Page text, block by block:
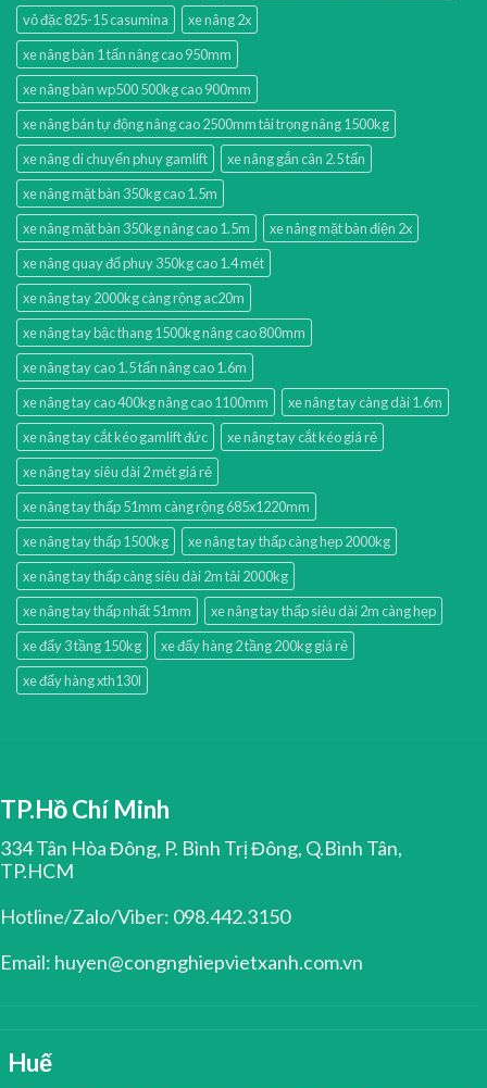
vỏ đặc 825-15 casumina
xe nâng 2x
xe nâng bàn 1 tấn nâng cao 950mm
xe nâng bàn wp500 500kg cao 900mm
xe nâng bán tự động nâng cao 2500mm tải trọng nâng 1500kg
xe nâng di chuyển phuy gamlift
xe nâng gắn cân 2.5 tấn
xe nâng mặt bàn 350kg cao 1.5m
xe nâng mặt bàn 350kg nâng cao 1.5m
xe nâng mặt bàn điện 2x
xe nâng quay đổ phuy 350kg cao 1.4 mét
xe nâng tay 2000kg càng rộng ac20m
xe nâng tay bậc thang 1500kg nâng cao 800mm
xe nâng tay cao 1.5 tấn nâng cao 1.6m
xe nâng tay cao 400kg nâng cao 1100mm
xe nâng tay càng dài 1.6m
xe nâng tay cắt kéo gamlift đức
xe nâng tay cắt kéo giá rẻ
xe nâng tay siêu dài 2 mét giá rẻ
xe nâng tay thấp 51mm càng rộng 685x1220mm
xe nâng tay thấp 1500kg
xe nâng tay thấp càng hẹp 2000kg
xe nâng tay thấp càng siêu dài 2m tải 2000kg
xe nâng tay thấp nhất 51mm
xe nâng tay thấp siêu dài 2m càng hẹp
xe đẩy 3 tầng 150kg
xe đẩy hàng 2 tầng 200kg giá rẻ
xe đẩy hàng xth130l
TP.Hồ Chí Minh
334 Tân Hòa Đông, P. Bình Trị Đông, Q.Bình Tân,
TP.HCM
Hotline/Zalo/Viber: 098.442.3150
Email: huyen@congnghiepvietxanh.com.vn
Huế